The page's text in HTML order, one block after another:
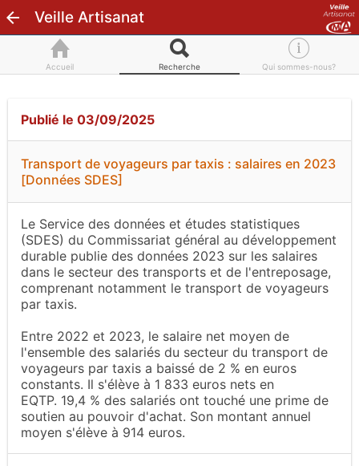
Veille Artisanat
Accueil Recherche Qui sommes-nous?
Publié le 03/09/2025
Transport de voyageurs par taxis : salaires en 2023
[Données SDES]
Le Service des données et études statistiques
(SDES) du Commissariat général au développement
durable publie des données 2023 sur les salaires
dans le secteur des transports et de l'entreposage,
comprenant notamment le transport de voyageurs
par taxis.
Entre 2022 et 2023, le salaire net moyen de
l'ensemble des salariés du secteur du transport de
voyageurs par taxis a baissé de 2 % en euros
constants. Il s'élève à 1 833 euros nets en
EQTP. 19,4 % des salariés ont touché une prime de
soutien au pouvoir d'achat. Son montant annuel
moyen s'élève à 914 euros.